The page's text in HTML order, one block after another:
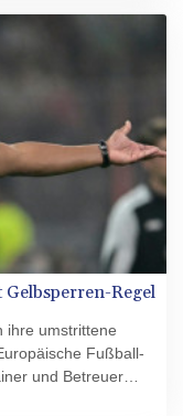
dem Trainer und
im Interview mit
Rundschau
ihm "gefehlt",
Regel
ihre umstrittene
Fußball-
und Betreuer
im laufenden